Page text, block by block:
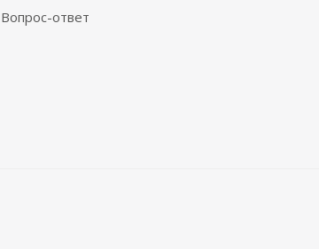
Вопрос-ответ